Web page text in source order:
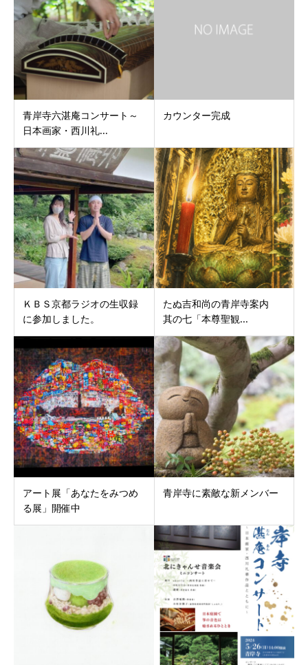
青岸寺六湛庵コンサート～
日本画家・西川礼...
カウンター完成
ＫＢＳ京都ラジオの生収録
に参加しました。
たぬ吉和尚の青岸寺案内
其の七「本尊聖観...
アート展「あなたをみつめ
る展」開催中
青岸寺に素敵な新メンバー